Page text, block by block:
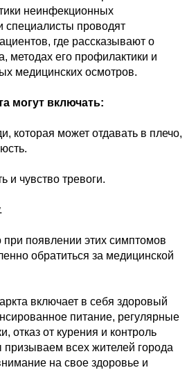
неинфекционных
специалисты проводят
где рассказывают о
методах его профилактики и
медицинских осмотров.
могут включать:
которая может отдавать в плечо,
и чувство тревоги.
при появлении этих симптомов
обратиться за медицинской
включает в себя здоровый
питание, регулярные
отказ от курения и контроль
всех жителей города
на свое здоровье и